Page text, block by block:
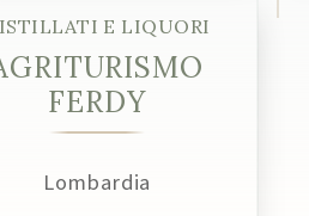
E LIQUORI
FERDY
Lombardia